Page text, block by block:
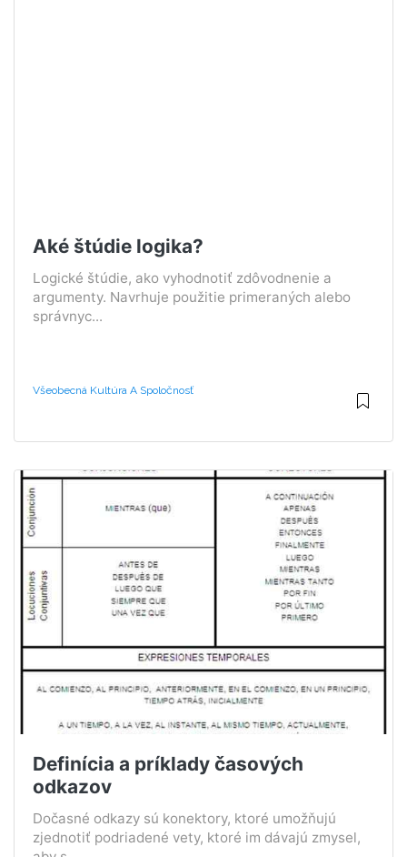
Aké štúdie logika?
Logické štúdie, ako vyhodnotiť zdôvodnenie a
argumenty. Navrhuje použitie primeraných alebo
správnyc...
Všeobecná Kultúra A Spoločnosť
Definícia a príklady časových
odkazov
Dočasné odkazy sú konektory, ktoré umožňujú
zjednotiť podriadené vety, ktoré im dávajú zmysel,